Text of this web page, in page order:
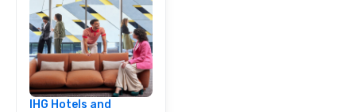
belly full of some of the best bites NYC
has to offer.
IHG Hotels and